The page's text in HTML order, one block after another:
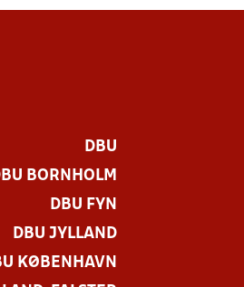
DBU
BORNHOLM
DBU FYN
DBU JYLLAND
KØBENHAVN